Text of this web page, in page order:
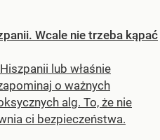
Wcale nie trzeba kąpać
lub właśnie
o ważnych
alg. To, że nie
ci bezpieczeństwa.